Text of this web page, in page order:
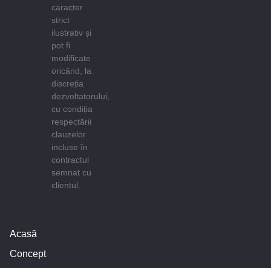
Acasă
Concept
caracter
strict
ilustrativ și
pot fi
modificate
oricând, la
discreția
dezvoltatorului,
cu condiția
respectării
clauzelor
incluse în
contractul
semnat cu
clientul.